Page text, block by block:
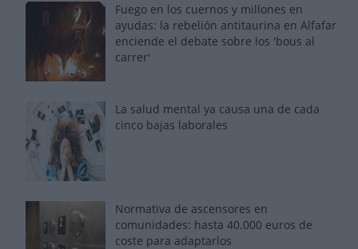
Fuego en los cuernos y millones en
ayudas: la rebelión antitaurina en Alfafar
enciende el debate sobre los 'bous al
carrer'
La salud mental ya causa una de cada
cinco bajas laborales
Normativa de ascensores en
comunidades: hasta 40.000 euros de
coste para adaptarlos